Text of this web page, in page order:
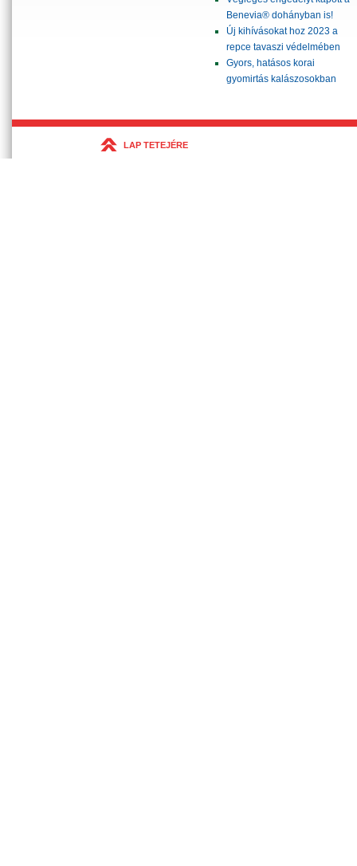
Benevia® dohányban is!
Új kihívásokat hoz 2023 a
repce tavaszi védelmében
Gyors, hatásos korai
gyomirtás kalászosokban
LAP TETEJÉRE